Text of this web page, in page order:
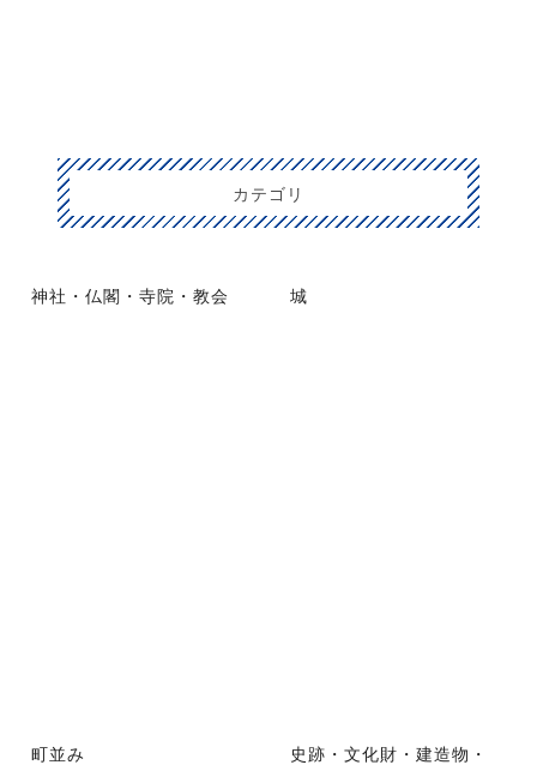
カテゴリ
神社・仏閣・寺院・教会 城
町並み
史跡・文化財・建造物・